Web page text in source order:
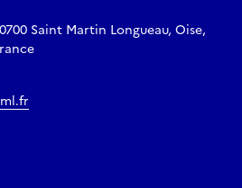
Saint Martin Longueau, Oise,